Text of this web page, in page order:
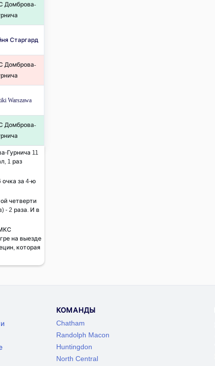
Домброва-
Старгард
Домброва-
Warszawa
Домброва-
Гурнича 11
1 раз
очка за 4-ю
четверти
- 2 раза. И в
на выезде
которая
КОМАНДЫ
Chatham
Randolph Macon
Huntingdon
North Central